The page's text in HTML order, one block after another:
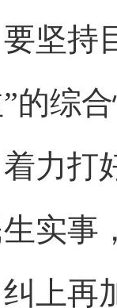
坚持
的综
力打
实事
上再